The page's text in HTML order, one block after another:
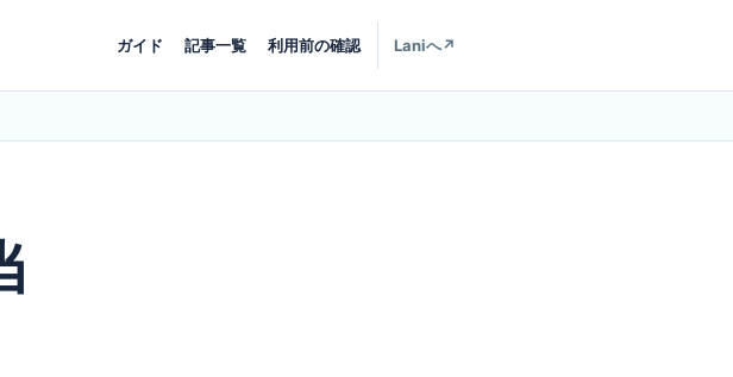
ガイド 記事一覧 利用前の確認 Laniへ↗